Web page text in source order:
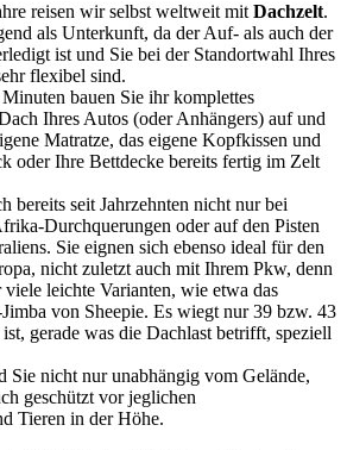
reisen wir selbst weltweit mit Dachzelt.
als Unterkunft, da der Auf- als auch der
ist und Sie bei der Standortwahl Ihres
flexibel sind.
bauen Sie ihr komplettes
Ihres Autos (oder Anhängers) auf und
Matratze, das eigene Kopfkissen und
oder Ihre Bettdecke bereits fertig im Zelt
bereits seit Jahrzehnten nicht nur bei
Durchquerungen oder auf den Pisten
Sie eignen sich ebenso ideal für den
nicht zuletzt auch mit Ihrem Pkw, denn
leichte Varianten, wie etwa das
von Sheepie. Es wiegt nur 39 bzw. 43
gerade was die Dachlast betrifft, speziell
Sie nicht nur unabhängig vom Gelände,
geschützt vor jeglichen
Tieren in der Höhe.